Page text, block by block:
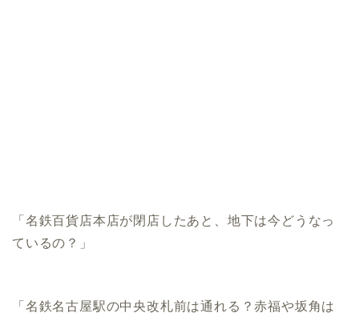
「名鉄百貨店本店が閉店したあと、地下は今どうなっ
ているの？」
「名鉄名古屋駅の中央改札前は通れる？赤福や坂角は